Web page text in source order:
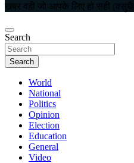
खबर वही जो आपके लिए हो सही
Search
Search
World
National
Politics
Opinion
Election
Education
General
Video